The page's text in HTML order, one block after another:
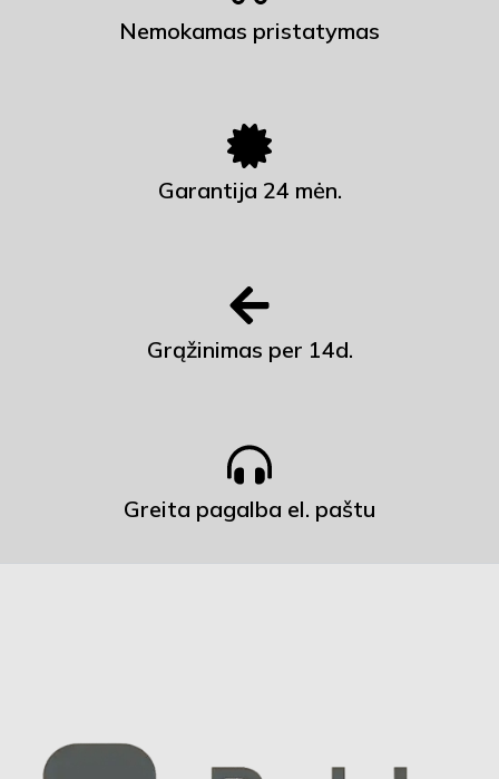
Nemokamas pristatymas
Garantija 24 mėn.
Grąžinimas per 14d.
Greita pagalba el. paštu